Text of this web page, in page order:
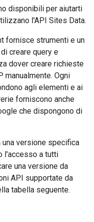
disponibili per aiutarti
l'API Sites Data.
fornisce strumenti e un
creare query e
dover creare richieste
manualmente. Ogni
agli elementi e ai
forniscono anche
che dispongono di
versione specifica
l'accesso a tutti
una versione da
API supportate da
tabella seguente.